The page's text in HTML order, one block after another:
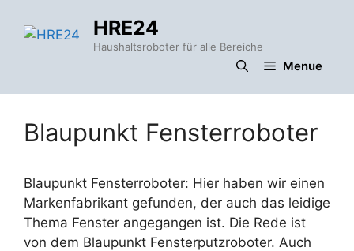
Inhalt
HRE24
Haushaltsroboter für alle Bereiche
Menue
Blaupunkt Fensterroboter
Blaupunkt Fensterroboter: Hier haben wir einen
Markenfabrikant gefunden, der auch das leidige
Thema Fenster angegangen ist. Die Rede ist
von dem Blaupunkt Fensterputzroboter. Auch